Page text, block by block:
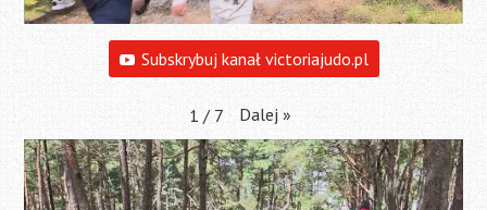
Subskrybuj kanał victoriajudo.pl
1 / 7 Dalej »